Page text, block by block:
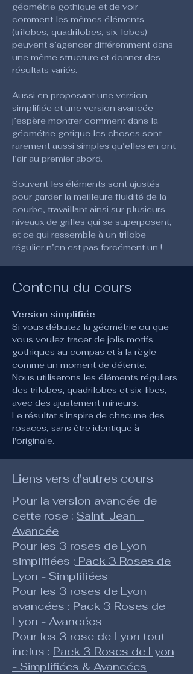
géométrie gothique et de voir
comment les mêmes éléments
(trilobes, quadrilobes, six-lobes)
peuvent s’agencer différemment dans
une même structure et donner des
résultats variés.
Aussi en proposant une version
simplifiée et une version avancée
j’espère montrer comment dans la
géométrie gotique les choses sont
rarement aussi simples qu’elles en ont
l’air au premier abord.
Souvent les éléments sont ajustés
pour garder la meilleure fluidité de la
courbe, travaillant ainsi sur plusieurs
niveaux de grilles qui se superposent,
et ce qui ressemble à un trilobe
régulier n’en est pas forcément un !
Contenu du cours
Version simplifiée
Si vous débutez la géométrie ou que
vous voulez tracer de jolis motifs
gothiques au compas et à la règle
comme un moment de détente.
Nous utiliserons les éléments réguliers
des trilobes, quadrilobes et six-libes,
avec des ajustement mineurs.
Le résultat s'inspire de chacune des
rosaces, sans être identique à
l'originale.
Liens vers d'autres cours
Pour la version avancée de
cette rose : Saint-Jean -
Avancée
Pour les 3 roses de Lyon
simplifiées : Pack 3 Roses de
Lyon - Simplifiées
Pour les 3 roses de Lyon
avancées : Pack 3 Roses de
Lyon - Avancées
Pour les 3 rose de Lyon tout
inclus : Pack 3 Roses de Lyon
- Simplifiées & Avancées